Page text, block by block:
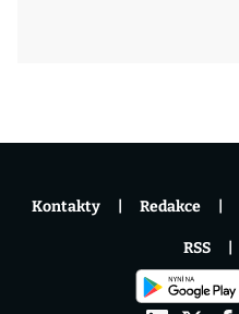
Kontakty Redakce
RSS